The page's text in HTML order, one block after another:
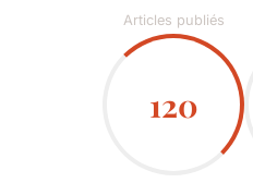
Articles publiés
120